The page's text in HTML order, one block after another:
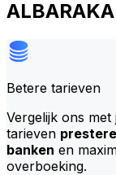
Betere tarieven
Vergelijk ons
tarieven
banken en
overboeking.